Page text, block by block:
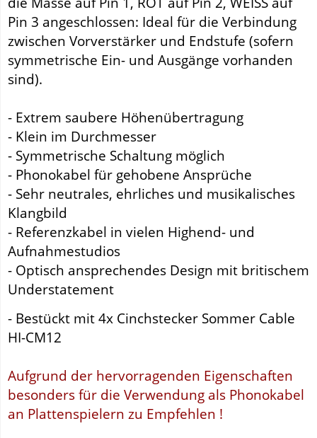
Pin 3 angeschlossen: Ideal für die Verbindung
zwischen Vorverstärker und Endstufe (sofern
symmetrische Ein- und Ausgänge vorhanden
sind).
- Extrem saubere Höhenübertragung
- Klein im Durchmesser
- Symmetrische Schaltung möglich
- Phonokabel für gehobene Ansprüche
- Sehr neutrales, ehrliches und musikalisches
Klangbild
- Referenzkabel in vielen Highend- und
Aufnahmestudios
- Optisch ansprechendes Design mit britischem
Understatement
- Bestückt mit 4x Cinchstecker Sommer Cable
HI-CM12
Aufgrund der hervorragenden Eigenschaften
besonders für die Verwendung als Phonokabel
an Plattenspielern zu Empfehlen !